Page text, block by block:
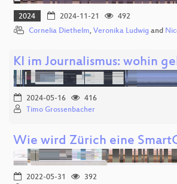
2024 2024-11-21
492
Cornelia Diethelm, Veronika Ludwig and
KI im Journalismus: wohin
2024-05-16
416
Timo Grossenbacher
Wie wird Zürich eine
2022-05-31
392